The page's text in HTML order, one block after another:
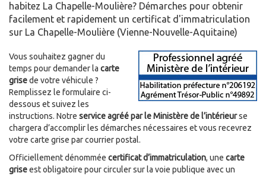
habitez La Chapelle-Moulière? Démarches pour obtenir
facilement et rapidement un certificat d'immatriculation
sur La Chapelle-Moulière (Vienne-Nouvelle-Aquitaine)
Vous souhaitez gagner du
temps pour demander la carte
grisede votre véhicule ?
Remplissez le formulaire ci-
dessous et suivez les
instructions. Notre service agréé par le Ministère de l’intérieurse
chargera d’accomplir les démarches nécessaires et vous recevrez
votre carte grise par courrier postal.
Officiellement dénommée certificat d’immatriculation, une carte
griseest obligatoire pour circuler sur la voie publique avec un